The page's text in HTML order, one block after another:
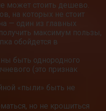
может стоить дешево.
на которых не стоит
— один из главных
максимум пользы,
обойдется в
быть однородного
(это признак
«пыли» быть не
но не крошиться